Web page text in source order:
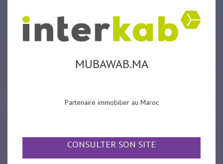
MUBAWAB.MA
Partenaire immobilier au Maroc
CONSULTER SON SITE